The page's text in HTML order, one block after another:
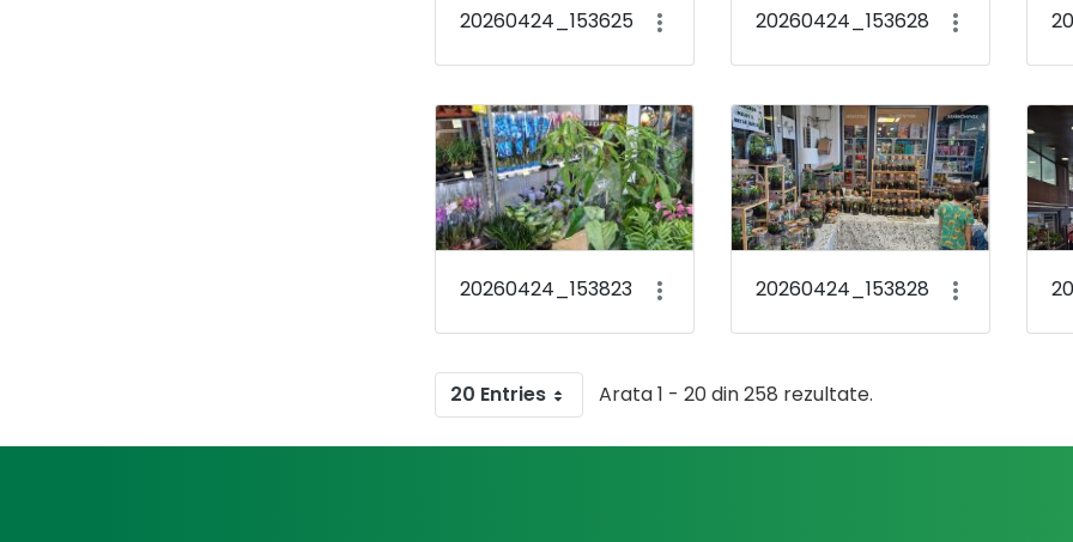
20260424_153625 20260424_153628
20260424_153823 20260424_153828
20 Entries Arata 1 - 20 din 258 rezultate.